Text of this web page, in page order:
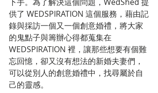
下手。為了解決這個問題，WedShed 提
供了 WEDSPIRATION 這個服務，藉由記
錄與採訪一個又一個創意婚禮，將大家
的鬼點子與籌辦心得都蒐集在
WEDSPIRATION 裡，讓那些想要有個難
忘回憶，卻又沒有想法的新婚夫妻們，
可以從別人的創意婚禮中，找尋屬於自
己的靈感。